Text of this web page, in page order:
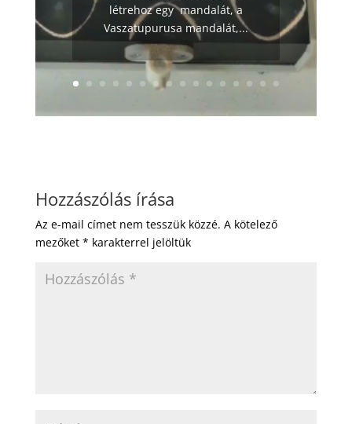
létrehoz egy mandalát, a
Vaszatupurusa mandalát,...
Hozzászólás írása
Az e-mail címet nem tesszük közzé. A kötelező
mezőket * karakterrel jelöltük